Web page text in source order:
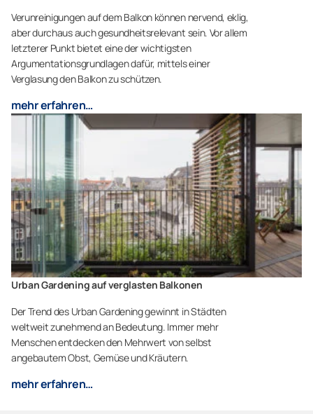
Verunreinigungen auf dem Balkon können nervend, eklig,
aber durchaus auch gesundheitsrelevant sein. Vor allem
letzterer Punkt bietet eine der wichtigsten
Argumentationsgrundlagen dafür, mittels einer
Verglasung den Balkon zu schützen.
mehr erfahren…
Urban Gardening auf verglasten Balkonen
Der Trend des Urban Gardening gewinnt in Städten
weltweit zunehmend an Bedeutung. Immer mehr
Menschen entdecken den Mehrwert von selbst
angebautem Obst, Gemüse und Kräutern.
mehr erfahren…